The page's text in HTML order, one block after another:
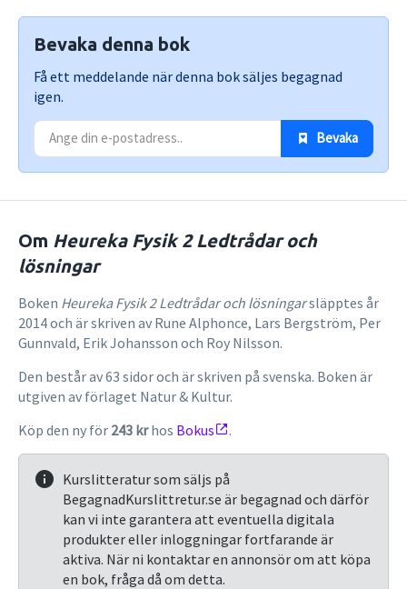
Bevaka denna bok
Få ett meddelande när denna bok säljes begagnad
igen.
Bevaka
Om Heureka Fysik 2 Ledtrådar och
lösningar
Boken Heureka Fysik 2 Ledtrådar och lösningarsläpptes år
2014 och är skriven av Rune Alphonce, Lars Bergström, Per
Gunnvald, Erik Johansson och Roy Nilsson.
Den består av 63 sidor och är skriven på svenska. Boken är
utgiven av förlaget Natur & Kultur.
Köp den ny för 243 krhos Bokus .
Kurslitteratur som säljs på
BegagnadKurslittretur.se är begagnad och därför
kan vi inte garantera att eventuella digitala
produkter eller inloggningar fortfarande är
aktiva. När ni kontaktar en annonsör om att köpa
en bok, fråga då om detta.